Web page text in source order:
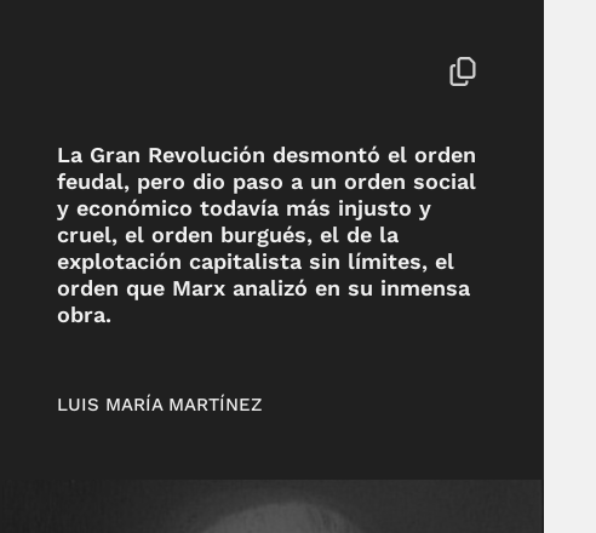
La Gran Revolución desmontó el orden
feudal, pero dio paso a un orden social
y económico todavía más injusto y
cruel, el orden burgués, el de la
explotación capitalista sin límites, el
orden que Marx analizó en su inmensa
obra.
LUIS MARÍA MARTÍNEZ